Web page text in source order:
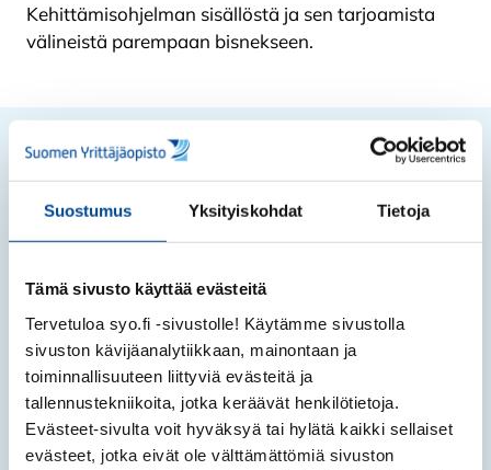
Suostumus Yksityiskohdat Tietoja
Tämä sivusto käyttää evästeitä
Tervetuloa syo.fi -sivustolle! Käytämme sivustolla
sivuston kävijäanalytiikkaan, mainontaan ja
toiminnallisuuteen liittyviä evästeitä ja
tallennustekniikoita, jotka keräävät henkilötietoja.
Evästeet-sivulta voit hyväksyä tai hylätä kaikki sellaiset
evästeet, jotka eivät ole välttämättömiä sivuston
Kehittämisohjelman sisällöstä ja sen tarjoamista
välineistä parempaan bisnekseen.
Miksi tulla infoon?
Kuulet ryhmäkoulutuksen tarkemmasta
Voit esittää kysymyksiä kouluttajalle chatissa tai
ääneen.
Saat tietoa oppisopimuksella opiskelemisesta.
Saat tilaisuuden materiaalit itsellesi infon
jälkeen.